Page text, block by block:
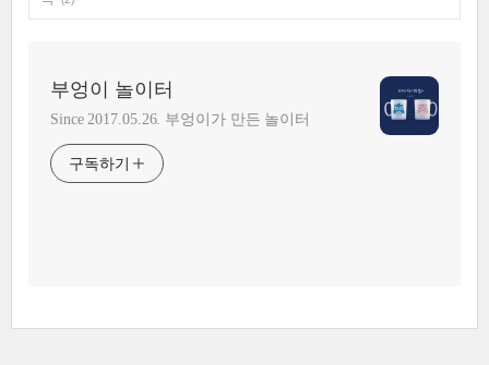
부엉이 놀이터
Since 2017.05.26. 부엉이가 만든 놀이터
구독하기